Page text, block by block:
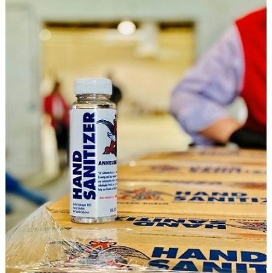
消
毒
洗
手